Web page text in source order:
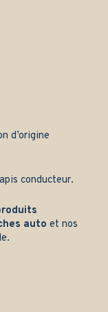
d’origine
conducteur.
auto et nos